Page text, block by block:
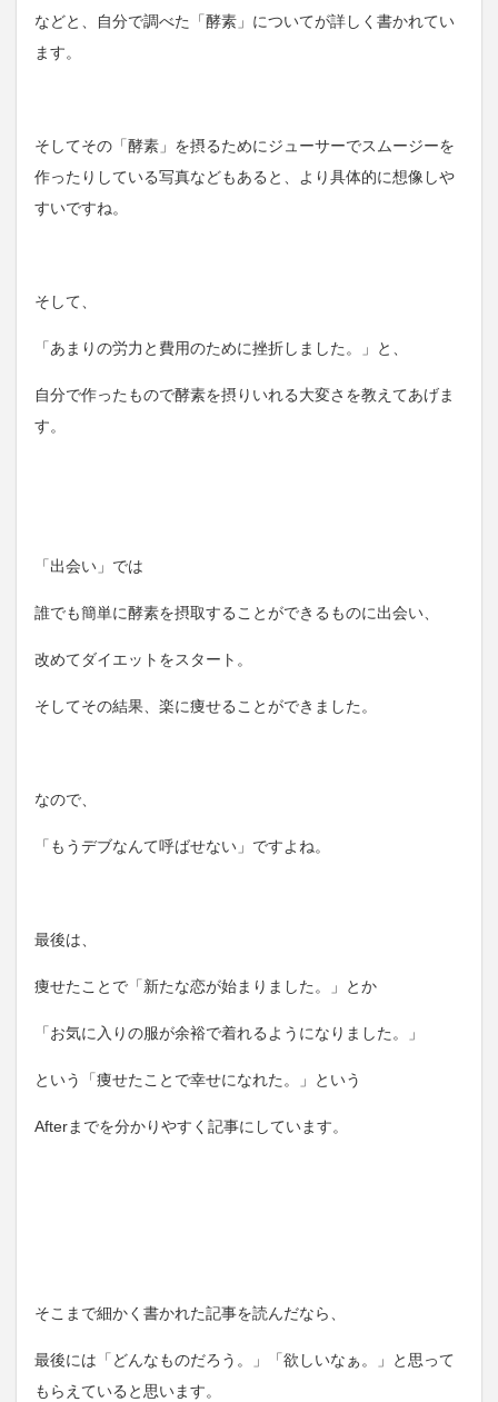
などと、自分で調べた「酵素」についてが詳しく書かれてい
ます。
そしてその「酵素」を摂るためにジューサーでスムージーを
作ったりしている写真などもあると、より具体的に想像しや
すいですね。
そして、
「あまりの労力と費用のために挫折しました。」と、
自分で作ったもので酵素を摂りいれる大変さを教えてあげま
す。
「出会い」では
誰でも簡単に酵素を摂取することができるものに出会い、
改めてダイエットをスタート。
そしてその結果、楽に痩せることができました。
なので、
「もうデブなんて呼ばせない」ですよね。
最後は、
痩せたことで「新たな恋が始まりました。」とか
「お気に入りの服が余裕で着れるようになりました。」
という「痩せたことで幸せになれた。」という
Afterまでを分かりやすく記事にしています。
そこまで細かく書かれた記事を読んだなら、
最後には「どんなものだろう。」「欲しいなぁ。」と思って
もらえていると思います。